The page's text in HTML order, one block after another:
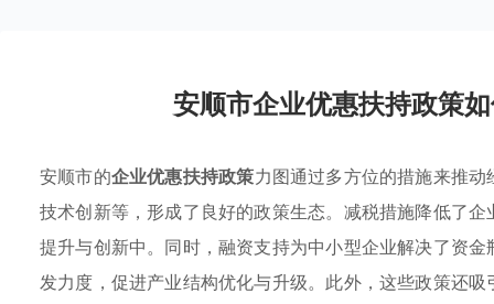
安顺市企业优惠扶持政策
安顺市的企业优惠扶持政策力图通过多方位的措施来推
技术创新等，形成了良好的政策生态。减税措施降低了
提升与创新中。同时，融资支持为中小型企业解决了资
发力度，促进产业结构优化与升级。此外，这些政策还